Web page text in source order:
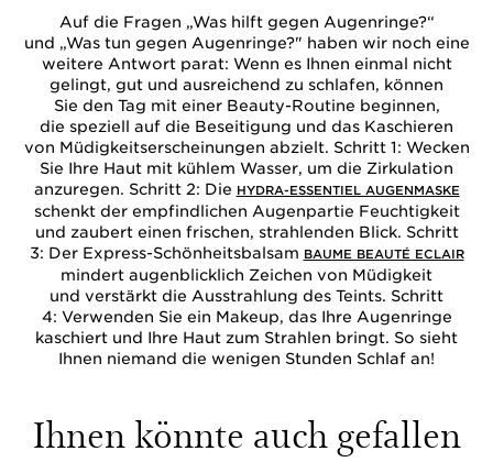
Auf die Fragen „Was hilft gegen Augenringe?“
und „Was tun gegen Augenringe?" haben wir noch eine
weitere Antwort parat: Wenn es Ihnen einmal nicht
gelingt, gut und ausreichend zu schlafen, können
Sie den Tag mit einer Beauty-Routine beginnen,
die speziell auf die Beseitigung und das Kaschieren
von Müdigkeitserscheinungen abzielt. Schritt 1: Wecken
Sie Ihre Haut mit kühlem Wasser, um die Zirkulation
anzuregen. Schritt 2: Die HYDRA-ESSENTIEL AUGENMASKE
schenkt der empfindlichen Augenpartie Feuchtigkeit
und zaubert einen frischen, strahlenden Blick. Schritt
3: Der Express-Schönheitsbalsam BAUME BEAUTÉ ECLAIR
mindert augenblicklich Zeichen von Müdigkeit
und verstärkt die Ausstrahlung des Teints. Schritt
4: Verwenden Sie ein Makeup, das Ihre Augenringe
kaschiert und Ihre Haut zum Strahlen bringt. So sieht
Ihnen niemand die wenigen Stunden Schlaf an!
Ihnen könnte auch gefallen